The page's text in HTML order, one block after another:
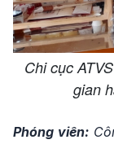
Chi cục
gian
Phóng viên: